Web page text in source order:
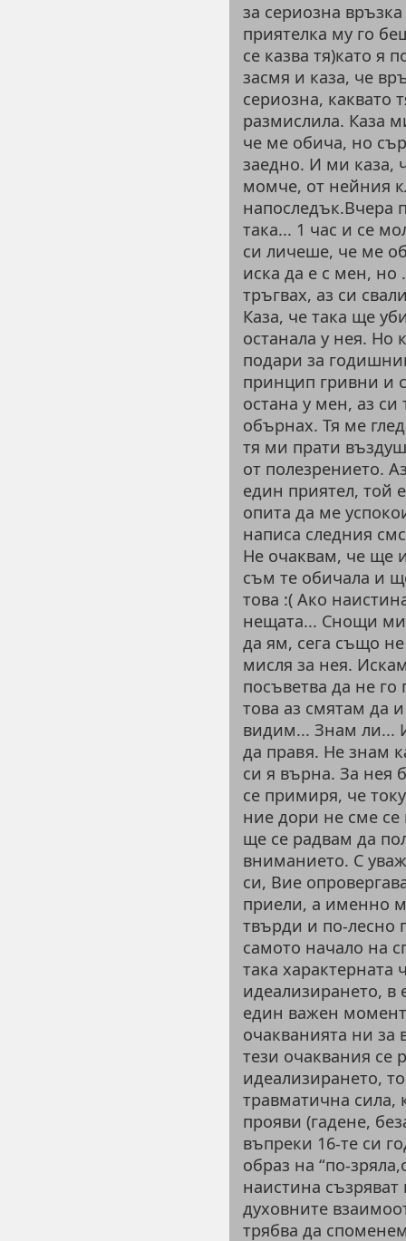
за сериозна
приятелка му го
се казва тя)като я
засмя и каза, че
сериозна, каквато
размислила. Каза
че ме обича, но
заедно. И ми каза,
момче, от нейния
напоследък.Вчера
така... 1 час и се
си личеше, че ме
иска да е с мен, но
тръгвах, аз си
Каза, че така ще
останала у нея. Но
подари за
принцип гривни и
остана у мен, аз
обърнах. Тя ме
тя ми прати
от полезрението.
един приятел, той
опита да ме
написа следния
Не очаквам, че ще
съм те обичала и
това :( Ако
нещата... Снощи
да ям, сега също
мисля за нея.
посъветва да не
това аз смятам да
видим... Знам ли...
да правя. Не знам
си я върна. За нея
се примиря, че
ние дори не сме се
ще се радвам да
вниманието. С
си, Вие
приели, а именно
твърди и по-лесно
самото начало на
така
идеализирането, в
един важен
очакванията ни за
тези очаквания се
идеализирането,
травматична сила,
прояви (гадене,
въпреки 16-те си
образ на “по-
наистина
духовните
трябва да